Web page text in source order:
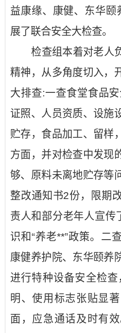
益康缘、康健、东华颐
展了联合安全大检查。
检查组本着对老人
精神，从多角度切入，
大排查:一查食堂食品
证照、人员资质、设施
贮存，食品加工、留样
方面，并对检查中发现
够、原料未离地贮存等
整改通知书2份，限期
责人和部分老年人宣传
识和“养老**”政策。二
康健养护院、东华颐养
进行特种设备安全检
明、使用标志张贴显
面，应急通话及时有